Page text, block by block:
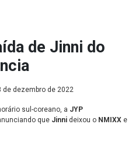
de Jinni do
de dezembro de 2022
sul-coreano, a JYP
que Jinni deixou o NMIXX e